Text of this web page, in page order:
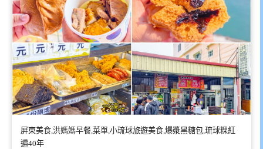
屏東美食,洪媽媽早餐,菜單,小琉球旅遊美食,爆漿黑糖包,琉球粿紅
遍40年